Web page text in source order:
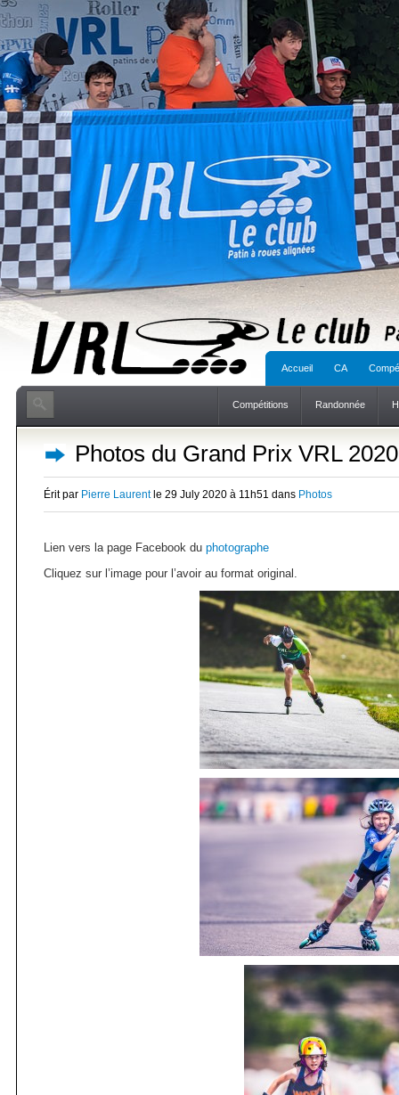
Accueil CA
Compétitions Randonnée
Photos du Grand Prix VRL
Érit par Pierre Laurentle 29 July 2020 à 11h51 dans Photos
Lien vers la page Facebook du photographe
Cliquez sur l’image pour l’avoir au format original.